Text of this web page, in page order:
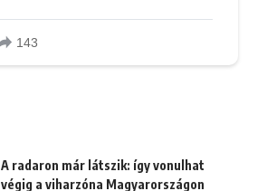
A radaron már látszik: így vonulhat
végig a viharzóna Magyarországon